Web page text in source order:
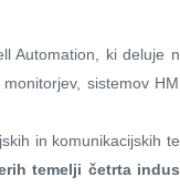
Automation, ki deluje
sistemov
in komunikacijskih
temelji četrta